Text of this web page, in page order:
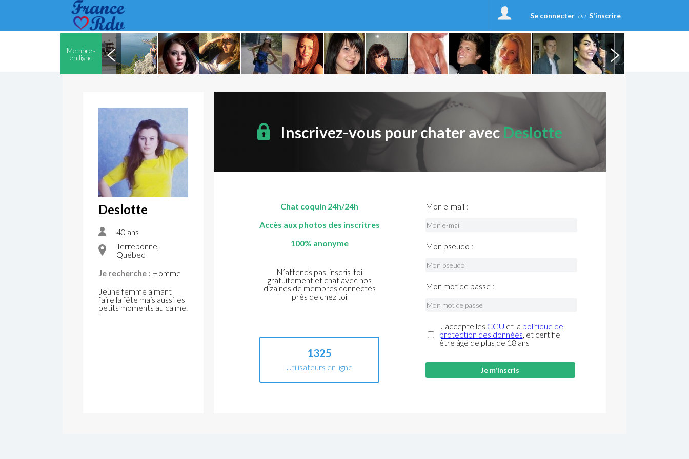
Se connecter ou S'inscrire
Membres
en ligne
Deslotte
40 ans
Terrebonne,
Québec
Je recherche : Homme
Jeune femme aimant
faire la fête mais aussi les
petits moments au calme.
Inscrivez-vous pour chater avec Deslotte
Chat coquin 24h/24h
Accès aux photos des inscritres
100% anonyme
N’attends pas, inscris-toi
gratuitement et chat avec nos
dizaines de membres connectés
près de chez toi
1325
Utilisateurs en ligne
Mon e-mail :
Mon pseudo :
Mon mot de passe :
J'accepte les CGU et la politique de
protection des données, et certifie
être âgé de plus de 18 ans